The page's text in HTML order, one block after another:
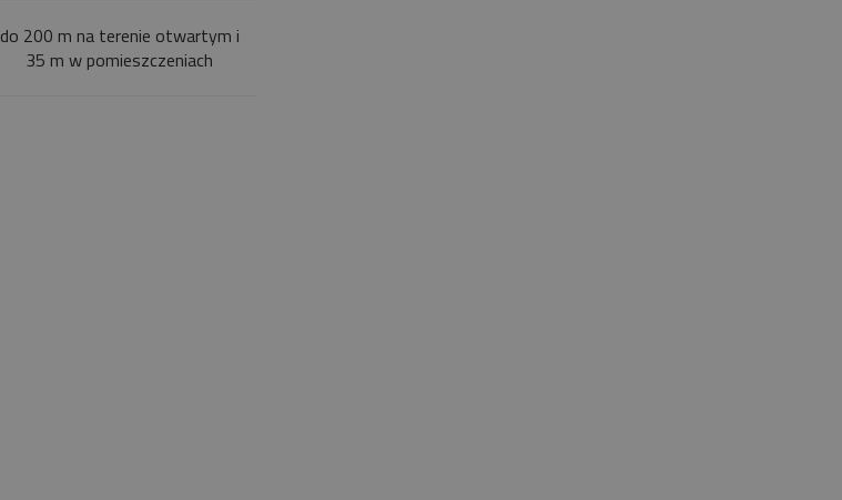
do 200 m na terenie otwartym i
35 m w pomieszczeniach